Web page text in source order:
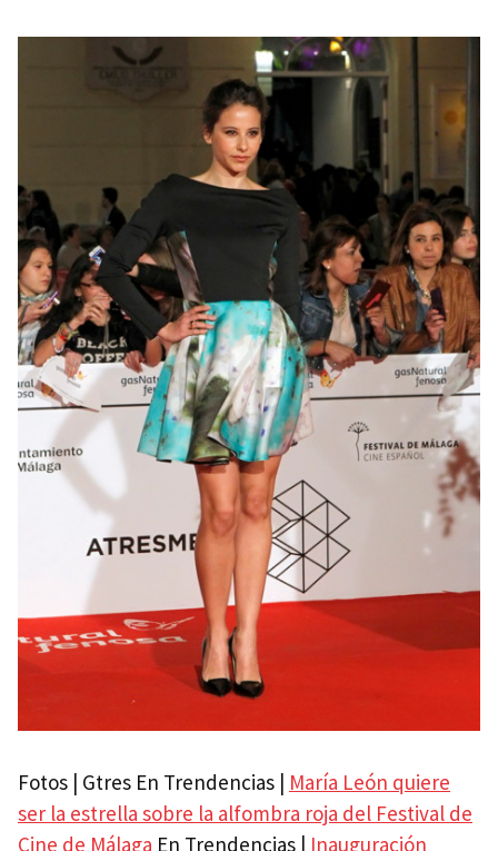
Fotos | Gtres En Trendencias | María León quiere
ser la estrella sobre la alfombra roja del Festival de
Cine de Málaga En Trendencias | Inauguración